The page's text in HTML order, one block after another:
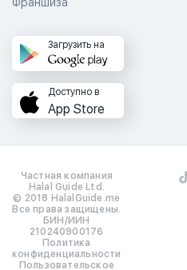
Загрузить на
Доступно в
App Store
Частная компания
Halal Guide Ltd.
© 2018 HalalGuide.me
Все права защищены.
БИН/ИИН
210240900176
Политика
конфиденциальности
Пользовательское